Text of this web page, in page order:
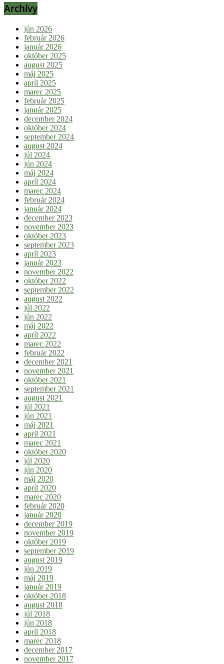
Archívy
jún 2026
február 2026
január 2026
október 2025
august 2025
máj 2025
apríl 2025
marec 2025
február 2025
január 2025
december 2024
október 2024
september 2024
august 2024
júl 2024
jún 2024
máj 2024
apríl 2024
marec 2024
február 2024
január 2024
december 2023
november 2023
október 2023
september 2023
apríl 2023
január 2023
november 2022
október 2022
september 2022
august 2022
júl 2022
jún 2022
máj 2022
apríl 2022
marec 2022
február 2022
december 2021
november 2021
október 2021
september 2021
august 2021
júl 2021
jún 2021
máj 2021
apríl 2021
marec 2021
október 2020
júl 2020
jún 2020
máj 2020
apríl 2020
marec 2020
február 2020
január 2020
december 2019
november 2019
október 2019
september 2019
august 2019
jún 2019
máj 2019
január 2019
október 2018
august 2018
júl 2018
jún 2018
apríl 2018
marec 2018
december 2017
november 2017